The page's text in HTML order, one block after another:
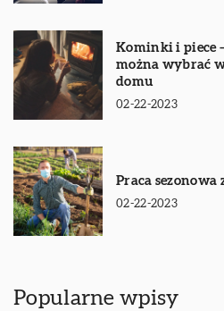
Kominki i piece
można wybrać
domu
02-22-2023
Praca sezonowa
02-22-2023
Popularne wpisy